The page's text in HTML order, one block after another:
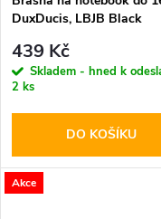
DuxDucis, LBJB Black
439 Kč
Skladem - hned k
2 ks
DO KOŠÍKU
Akce